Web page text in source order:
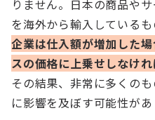
りません。日本の商品や
を海外から輸入しているも
企業は仕入額が増加した
スの価格に上乗せしなけ
その結果、非常に多くの
に影響を及ぼす可能性があ